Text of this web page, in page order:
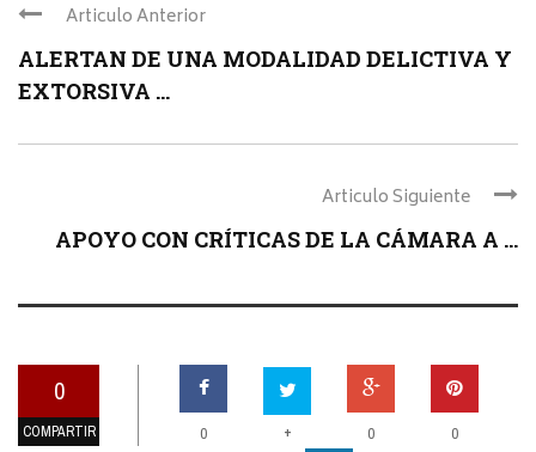
Articulo Anterior
ALERTAN DE UNA MODALIDAD DELICTIVA Y
EXTORSIVA ...
Articulo Siguiente
APOYO CON CRÍTICAS DE LA CÁMARA A ...
0
COMPARTIR 0 + 0 0